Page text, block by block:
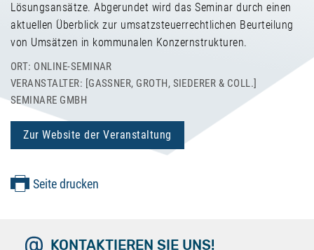
Lösungsansätze. Abgerundet wird das Seminar durch einen
aktuellen Überblick zur umsatzsteuerrechtlichen Beurteilung
von Umsätzen in kommunalen Konzernstrukturen.
ORT: ONLINE-SEMINAR
VERANSTALTER: [GASSNER, GROTH, SIEDERER & COLL.] S
EMINARE GMBH
Zur Website der Veranstaltung
Seite drucken
KONTAKTIEREN SIE UNS!